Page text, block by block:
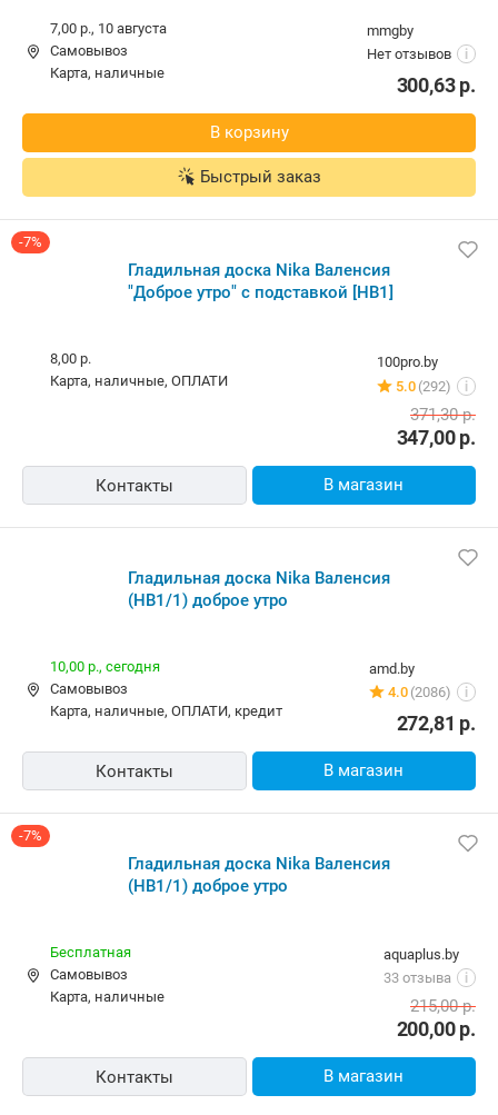
mmgby
Нет отзывов
i
7,00 р., 10 августа
Самовывоз
карта, наличные
300,63р.
В корзину
Быстрый заказ
-7%
Гладильная доска Nika Валенсия
"Доброе утро" c подставкой [НВ1]
100pro.by
5.0 (292) i
8,00 р.
карта, наличные, ОПЛАТИ
347,00р.
371,30р.
Контакты В магазин
Гладильная доска Nika Валенсия
(НВ1/1) доброе утро
amd.by
4.0 (2086) i
10,00 р., сегодня
Самовывоз
карта, наличные, ОПЛАТИ, кредит
272,81 р.
Контакты В магазин
-7%
Гладильная доска Nika Валенсия
(НВ1/1) доброе утро
aquaplus.by
33 отзыва
i
Бесплатная
Самовывоз
карта, наличные
200,00р.
215,00р.
Контакты В магазин